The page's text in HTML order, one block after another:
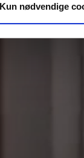
Kun nødvendige